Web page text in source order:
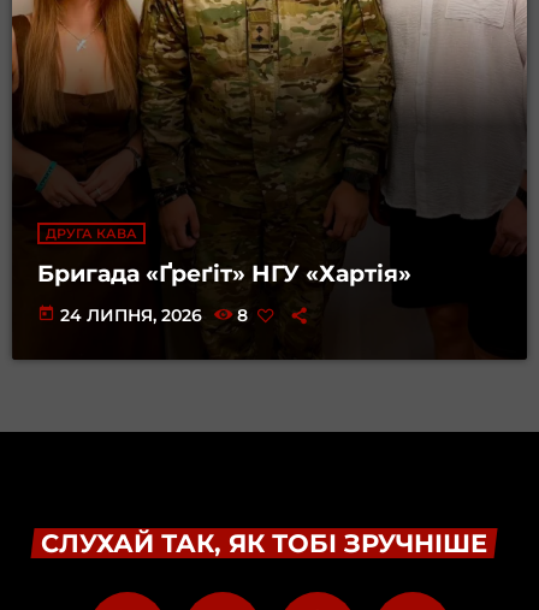
ДРУГА КАВА
Бригада «Ґреґіт» НГУ «Хартія»
today 24 ЛИПНЯ, 2026 8
СЛУХАЙ ТАК, ЯК ТОБІ ЗРУЧНІШЕ